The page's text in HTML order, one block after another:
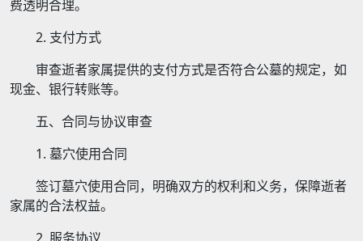
费透明合理。
2. 支付方式
审查逝者家属提供的支付方式是否符合公墓的规定，如
现金、银行转账等。
五、合同与协议审查
1. 墓穴使用合同
签订墓穴使用合同，明确双方的权利和义务，保障逝者
家属的合法权益。